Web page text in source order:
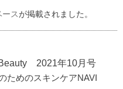
スが掲載されました。
2021年10月号
ためのスキンケアNAVI